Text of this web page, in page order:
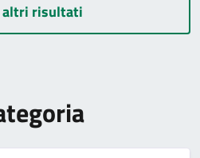
altri risultati